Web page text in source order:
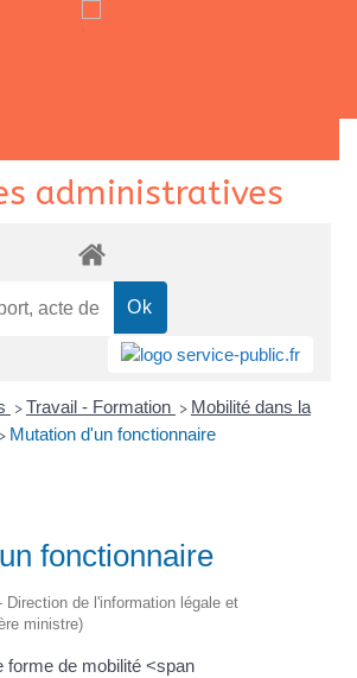
administratives
> Travail - Formation > Mobilité dans la
> Mutation d'un fonctionnaire
fonctionnaire
Direction de l'information légale et
ministre)
forme de mobilité <span